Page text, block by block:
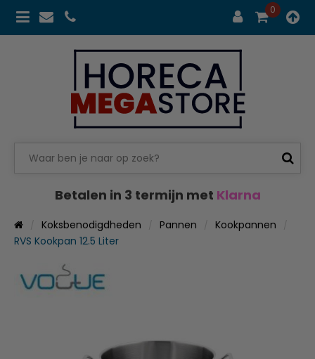
0
Betalen in 3 termijn met Klarna
Koksbenodigdheden Pannen
Kookpannen
RVS Kookpan 12.5 Liter